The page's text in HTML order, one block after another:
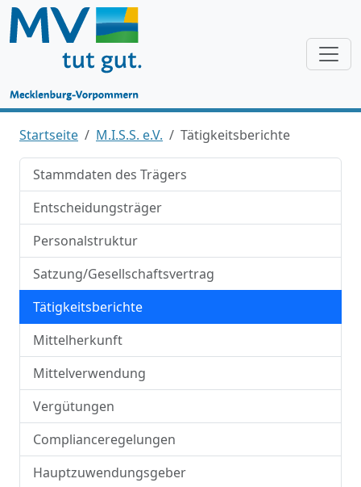
Startseite M.I.S.S. e.V. Tätigkeitsberichte
Stammdaten des Trägers
Entscheidungsträger
Personalstruktur
Satzung/Gesellschaftsvertrag
Tätigkeitsberichte
Mittelherkunft
Mittelverwendung
Vergütungen
Complianceregelungen
Hauptzuwendungsgeber